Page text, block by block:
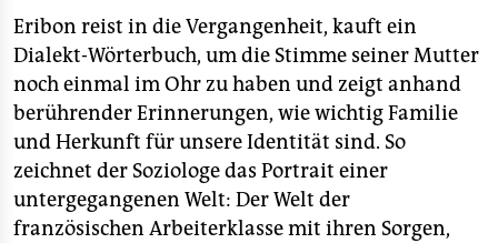
Eribon reist in die Vergangenheit, kauft ein
Dialekt-Wörterbuch, um die Stimme seiner Mutter
noch einmal im Ohr zu haben und zeigt anhand
berührender Erinnerungen, wie wichtig Familie
und Herkunft für unsere Identität sind. So
zeichnet der Soziologe das Portrait einer
untergegangenen Welt: Der Welt der
französischen Arbeiterklasse mit ihren Sorgen,